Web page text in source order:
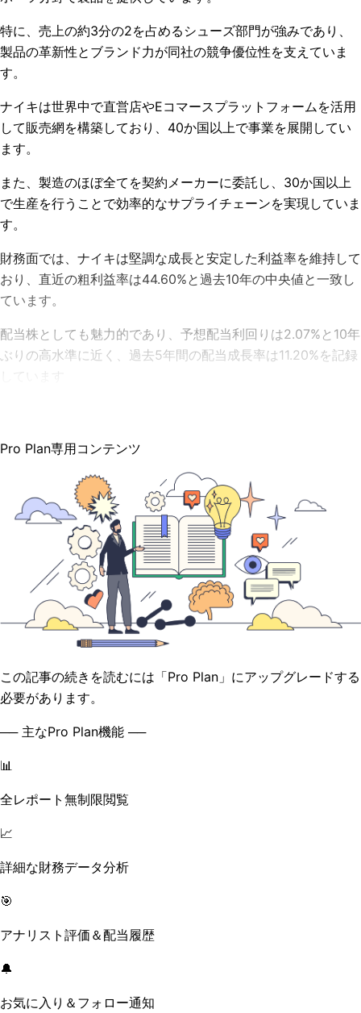
特に、売上の約3分の2を占めるシューズ部門が強みであり、
製品の革新性とブランド力が同社の競争優位性を支えていま
す。
ナイキは世界中で直営店やEコマースプラットフォームを活用
して販売網を構築しており、40か国以上で事業を展開してい
ます。
また、製造のほぼ全てを契約メーカーに委託し、30か国以上
で生産を行うことで効率的なサプライチェーンを実現していま
す。
財務面では、ナイキは堅調な成長と安定した利益率を維持して
おり、直近の粗利益率は44.60%と過去10年の中央値と一致し
ています。
配当株としても魅力的であり、予想配当利回りは2.07%と10年
ぶりの高水準に近く、過去5年間の配当成長率は11.20%を記録
Pro Plan専用コンテンツ
この記事の続きを読むには「Pro Plan」にアップグレードする
必要があります。
── 主なPro Plan機能 ──
📊
全レポート無制限閲覧
📈
詳細な財務データ分析
🎯
アナリスト評価＆配当履歴
🔔
お気に入り＆フォロー通知